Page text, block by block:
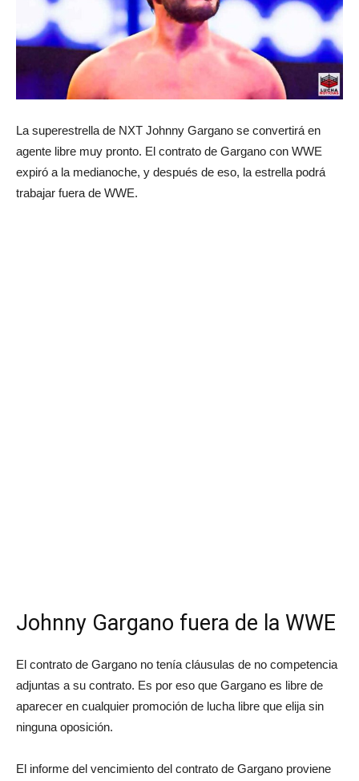
La superestrella de NXT Johnny Gargano se convertirá en
agente libre muy pronto. El contrato de Gargano con WWE
expiró a la medianoche, y después de eso, la estrella podrá
trabajar fuera de WWE.
Johnny Gargano fuera de la WWE
El contrato de Gargano no tenía cláusulas de no competencia
adjuntas a su contrato. Es por eso que Gargano es libre de
aparecer en cualquier promoción de lucha libre que elija sin
ninguna oposición.
El informe del vencimiento del contrato de Gargano proviene